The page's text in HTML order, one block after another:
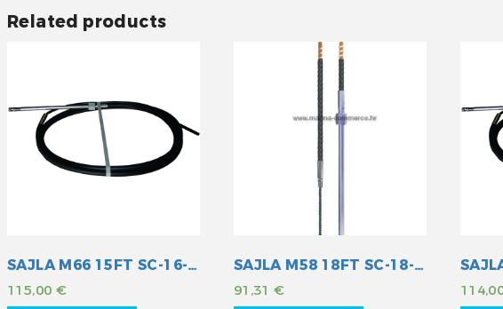
Related products
SAJLA M66 15FT SC-16-015
115,00 €
SAJLA M58 18FT SC-18-018
91,31€